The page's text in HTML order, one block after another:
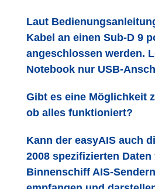
Laut
Kabel an einen Sub-D 9
angeschlossen werden.
Notebook nur USB-
Gibt es eine Möglichkeit
ob alles funktioniert?
Kann der easyAIS auch
2008 spezifizierten Daten
Binnenschiff AIS-